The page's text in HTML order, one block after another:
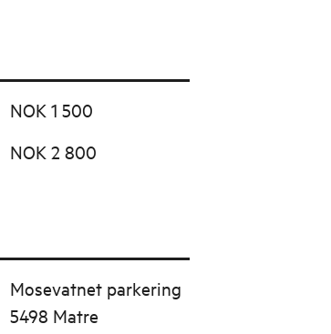
NOK 1 500
NOK 2 800
Mosevatnet parkering
5498 Matre